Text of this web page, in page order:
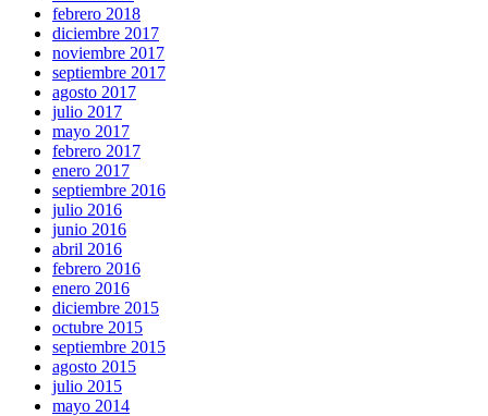
febrero 2018
diciembre 2017
noviembre 2017
septiembre 2017
agosto 2017
julio 2017
mayo 2017
febrero 2017
enero 2017
septiembre 2016
julio 2016
junio 2016
abril 2016
febrero 2016
enero 2016
diciembre 2015
octubre 2015
septiembre 2015
agosto 2015
julio 2015
mayo 2014